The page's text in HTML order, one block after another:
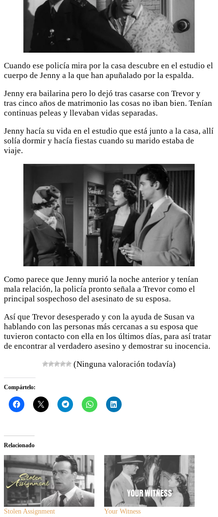
Cuando ese policía mira por la casa descubre en el estudio el
cuerpo de Jenny a la que han apuñalado por la espalda.
Jenny era bailarina pero lo dejó tras casarse con Trevor y
tras cinco años de matrimonio las cosas no iban bien. Tenían
continuas peleas y llevaban vidas separadas.
Jenny hacía su vida en el estudio que está junto a la casa, allí
solía dormir y hacía fiestas cuando su marido estaba de
viaje.
Como parece que Jenny murió la noche anterior y tenían
mala relación, la policía pronto señala a Trevor como el
principal sospechoso del asesinato de su esposa.
Así que Trevor desesperado y con la ayuda de Susan va
hablando con las personas más cercanas a su esposa que
tuvieron contacto con ella en los últimos días, para así tratar
de encontrar al verdadero asesino y demostrar su inocencia.
(Ninguna valoración todavía)
Compártelo:
Relacionado
Stolen Assignment
Your Witness